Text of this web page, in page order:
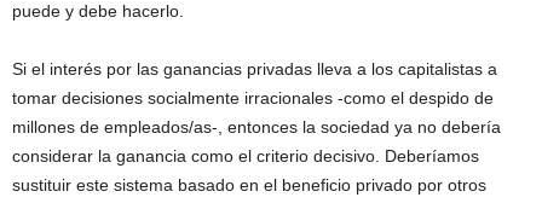
puede y debe hacerlo.
Si el interés por las ganancias privadas lleva a los capitalistas a
tomar decisiones socialmente irracionales -como el despido de
millones de empleados/as-, entonces la sociedad ya no debería
considerar la ganancia como el criterio decisivo. Deberíamos
sustituir este sistema basado en el beneficio privado por otros